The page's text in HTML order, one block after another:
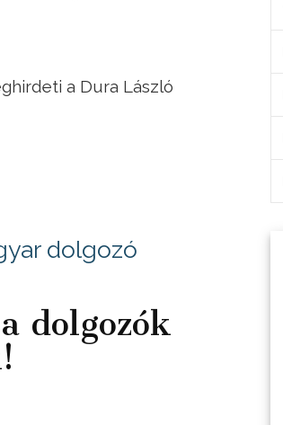
a Dura László
dolgozó
dolgozók